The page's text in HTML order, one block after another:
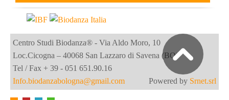
Centro Studi Biodanza® - Via Aldo Moro, 10
Loc.Cicogna – 40068 San Lazzaro di Savena (BO)
Tel / Fax + 39 - 051 651.90.16
Info.biodanzabologna@gmail.com
Powered by Srnet.srl